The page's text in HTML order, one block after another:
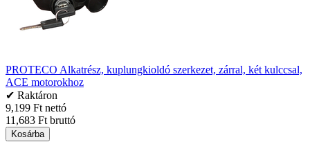
PROTECO Alkatrész, kuplungkioldó szerkezet, zárral, két kulccsal,
ACE motorokhoz
✔ Raktáron
9,199 Ft nettó
11,683 Ft bruttó
Kosárba